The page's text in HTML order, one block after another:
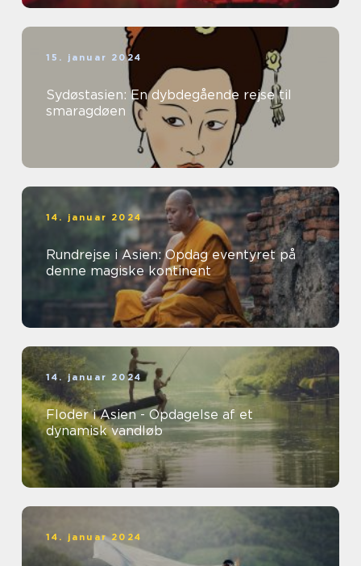
15. januar 2024
Sydøstasien: En dybdegående rejse til
smaragdøen
14. januar 2024
Rundrejse i Asien: Opdag eventyret på
denne magiske kontinent
14. januar 2024
Floder i Asien - Opdagelse af et
dynamisk vandløb
14. januar 2024